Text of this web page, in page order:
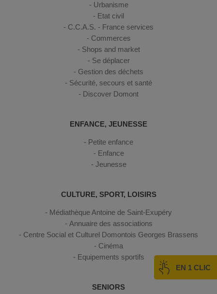
EN 1 CLIC
Urbanisme
Etat civil
C.C.A.S. - France services
Commerces
Shops and market
Se déplacer
Gestion des déchets
Sécurité, secours et santé
Discover Domont
ENFANCE, JEUNESSE
Petite enfance
Enfance
Jeunesse
CULTURE, SPORT, LOISIRS
Médiathèque Antoine de Saint-Exupéry
Annuaire des associations
Centre Social et Culturel Domontois Georges Brassens
Cinéma
Equipements sportifs
SENIORS